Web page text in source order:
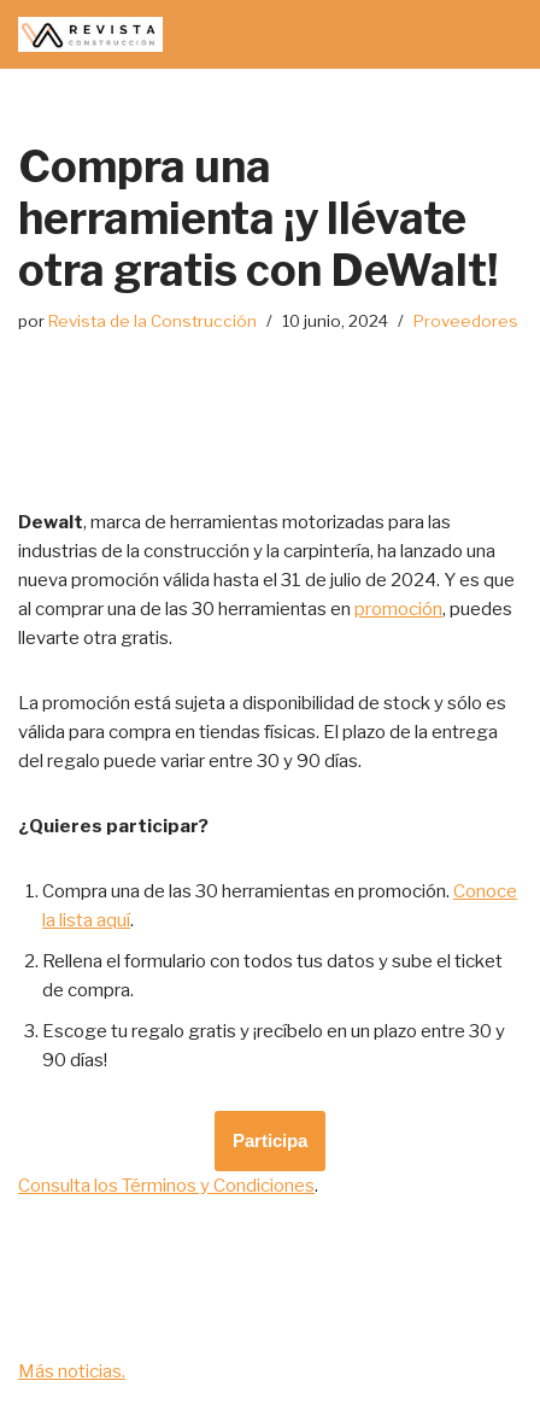
Saltar
Compra una
herramienta ¡y llévate
otra gratis con DeWalt!
porRevista de la Construcción 10 junio, 2024 Proveedores
Dewalt, marca de herramientas motorizadas para las
industrias de la construcción y la carpintería, ha lanzado una
nueva promoción válida hasta el 31 de julio de 2024. Y es que
al comprar una de las 30 herramientas en promoción, puedes
llevarte otra gratis.
La promoción está sujeta a disponibilidad de stock y sólo es
válida para compra en tiendas físicas. El plazo de la entrega
del regalo puede variar entre 30 y 90 días.
¿Quieres participar?
Compra una de las 30 herramientas en promoción. Conoce
la lista aquí.
Rellena el formulario con todos tus datos y sube el ticket
de compra.
Escoge tu regalo gratis y ¡recíbelo en un plazo entre 30 y
90 días!
Participa
Consulta los Términos y Condiciones.
Más noticias.